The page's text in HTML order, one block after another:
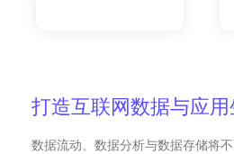
打造互联网数据与应
数据流动、数据分析与数据存储将